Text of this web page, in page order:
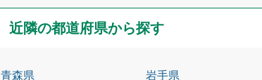
近隣の都道府県から探す
青森県 岩手県